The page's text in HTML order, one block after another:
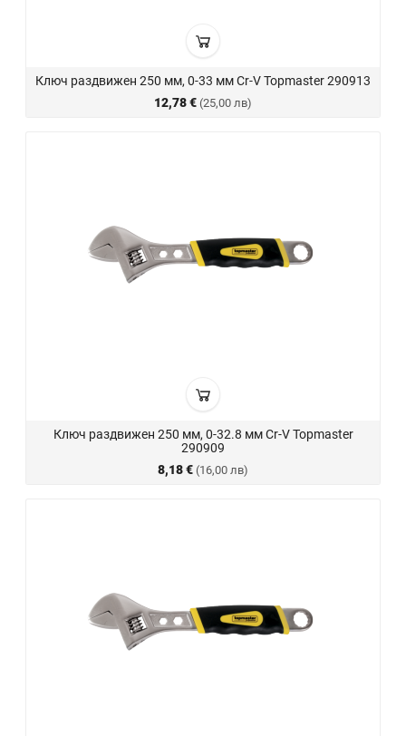
Ключ раздвижен 250 мм, 0-33 мм Cr-V Topmaster 290913
12,78 € (25,00 лв)
Ключ раздвижен 250 мм, 0-32.8 мм Cr-V Topmaster
290909
8,18 € (16,00 лв)